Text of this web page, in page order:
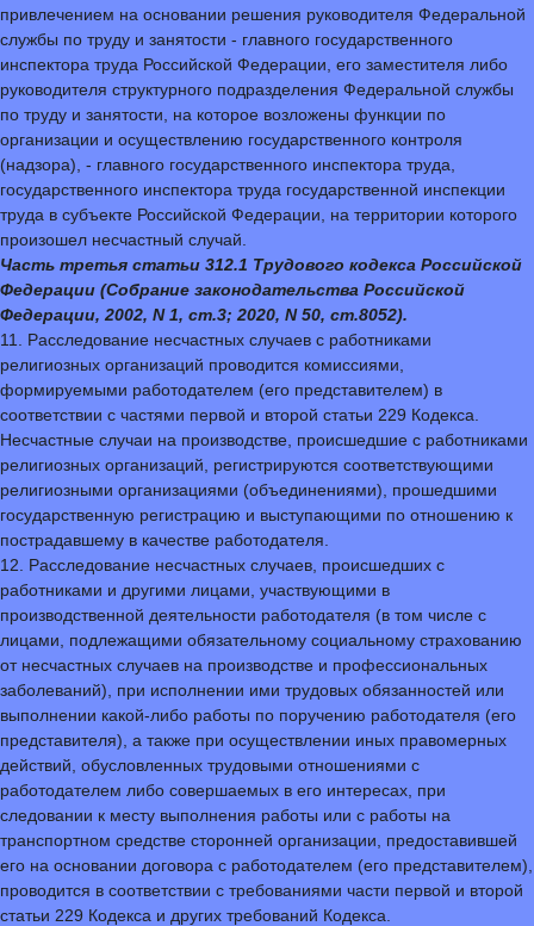
привлечением на основании решения руководителя Федеральной
службы по труду и занятости - главного государственного
инспектора труда Российской Федерации, его заместителя либо
руководителя структурного подразделения Федеральной службы
по труду и занятости, на которое возложены функции по
организации и осуществлению государственного контроля
(надзора), - главного государственного инспектора труда,
государственного инспектора труда государственной инспекции
труда в субъекте Российской Федерации, на территории которого
произошел несчастный случай.
Часть третья статьи 312.1 Трудового кодекса Российской
Федерации (Собрание законодательства Российской
Федерации, 2002, N 1, ст.3; 2020, N 50, ст.8052).
11. Расследование несчастных случаев с работниками
религиозных организаций проводится комиссиями,
формируемыми работодателем (его представителем) в
соответствии с частями первой и второй статьи 229 Кодекса.
Несчастные случаи на производстве, происшедшие с работниками
религиозных организаций, регистрируются соответствующими
религиозными организациями (объединениями), прошедшими
государственную регистрацию и выступающими по отношению к
пострадавшему в качестве работодателя.
12. Расследование несчастных случаев, происшедших с
работниками и другими лицами, участвующими в
производственной деятельности работодателя (в том числе с
лицами, подлежащими обязательному социальному страхованию
от несчастных случаев на производстве и профессиональных
заболеваний), при исполнении ими трудовых обязанностей или
выполнении какой-либо работы по поручению работодателя (его
представителя), а также при осуществлении иных правомерных
действий, обусловленных трудовыми отношениями с
работодателем либо совершаемых в его интересах, при
следовании к месту выполнения работы или с работы на
транспортном средстве сторонней организации, предоставившей
его на основании договора с работодателем (его представителем),
проводится в соответствии с требованиями части первой и второй
статьи 229 Кодекса и других требований Кодекса.